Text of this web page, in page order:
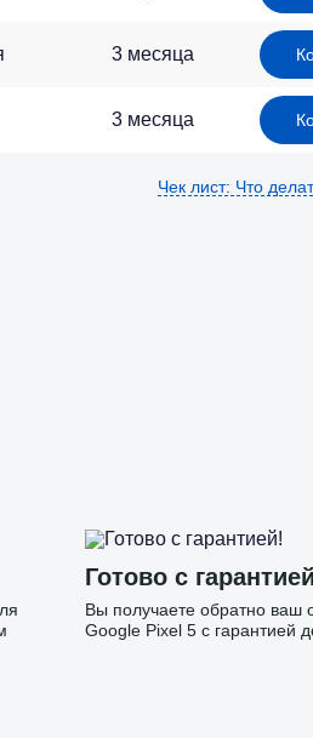
3 месяца
3 месяца
Чек лист: Что
Готово с
Вы получаете обратно ваш
Google Pixel 5 с гарантией